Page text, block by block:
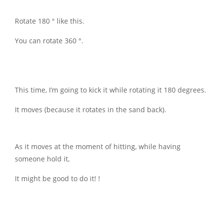
Rotate 180 ° like this.
You can rotate 360 ​​°.
This time, I’m going to kick it while rotating it 180 degrees.
It moves (because it rotates in the sand back).
As it moves at the moment of hitting, while having
someone hold it,
It might be good to do it! !